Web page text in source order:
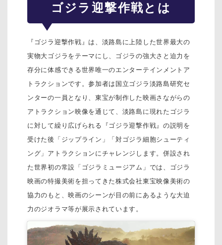
ゴジラ迎撃作戦とは
『ゴジラ迎撃作戦』は、淡路島に上陸した世界最大の
実物大ゴジラをテーマにし、ゴジラの強大さと迫力を
存分に体感できる世界唯一のエンターテインメントア
トラクションです。参加者は国立ゴジラ淡路島研究セ
ンターの一員となり、東宝が制作した映画さながらの
アトラクション映像を通じて、淡路島に現れたゴジラ
に対して繰り広げられる『ゴジラ迎撃作戦』の説明を
受けた後「ジップライン」「対ゴジラ細胞シューティ
ング」アトラクションにチャレンジします。併設され
た世界初の常設「ゴジラミュージアム」では、ゴジラ
映画の特撮美術を担ってきた株式会社東宝映像美術の
協力のもと、映画のシーンが目の前にあるような大迫
力のジオラマ等が展示されています。